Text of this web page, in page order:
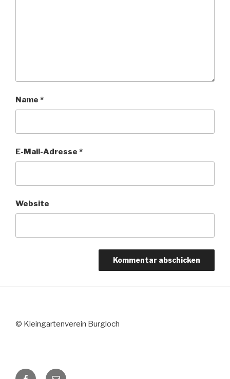
Name *
E-Mail-Adresse *
Website
© Kleingartenverein Burgloch
Facebook
E-